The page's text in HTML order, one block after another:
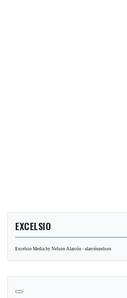
EXCELSIO
Excelsio Media by Nelson Alarcón - alarcónnelson